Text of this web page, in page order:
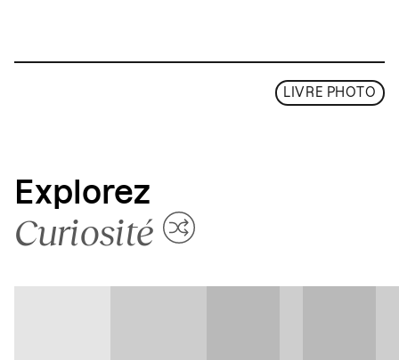
LIVRE PHOTO
Explorez
Curiosité